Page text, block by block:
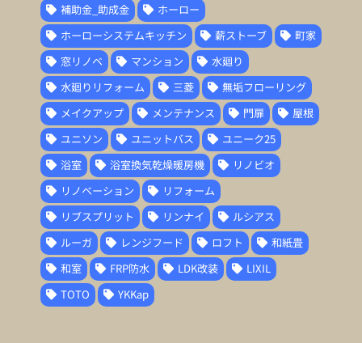
補助金_助成金
ホーロー
ホーローシステムキッチン
薪ストーブ
町家
窓リノベ
マンション
水廻り
水廻りリフォーム
三菱
無垢フローリング
メイクアップ
メンテナンス 門扉
屋根
ユニソン
ユニットバス
ユニーク25
浴室
浴室換気乾燥暖房機
リノビオ
リノベーション
リフォーム
リブスプリット
リンナイ
ルシアス
ルーガ
レンジフード ロフト
和紙畳
和室
FRP防水 LDK改装
LIXIL
TOTO
YKKap